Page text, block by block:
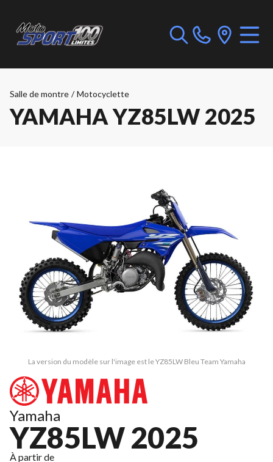
Salle de montre / Motocyclette
YAMAHA YZ85LW 2025
La version du modèle sur l'image est le YZ85LW Bleu Team Yamaha
Yamaha
YZ85LW 2025
À partir de